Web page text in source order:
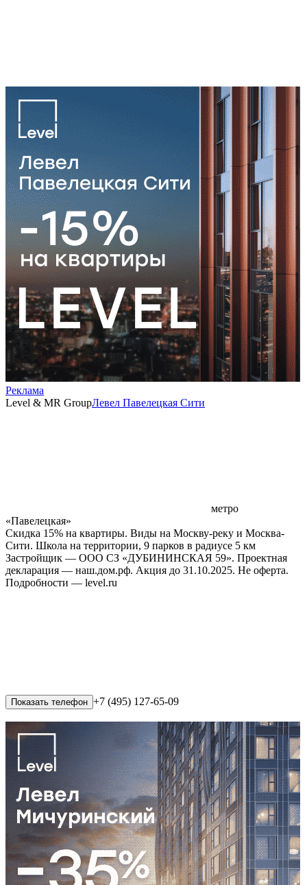
Реклама
Level & MR GroupЛевел Павелецкая Сити
метро
«Павелецкая»
Скидка 15% на квартиры. Виды на Москву-реку и Москва-
Сити. Школа на территории, 9 парков в радиусе 5 км
Застройщик — ООО СЗ «ДУБИНИНСКАЯ 59». Проектная
декларация — наш.дом.рф. Акция до 31.10.2025. Не оферта.
Подробности — level.ru
Показать телефон +7 (495) 127-65-09